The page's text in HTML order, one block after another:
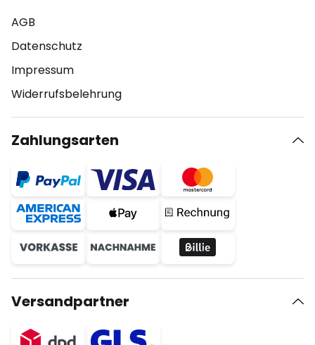
AGB
Datenschutz
Impressum
Widerrufsbelehrung
Zahlungsarten
Versandpartner